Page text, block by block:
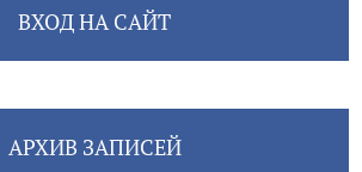
ВХОД НА САЙТ
АРХИВ ЗАПИСЕЙ